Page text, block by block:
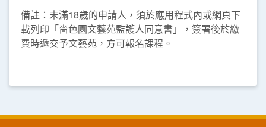
備註：未滿18歲的申請人，須於應用程式內或網頁下
載列印「嗇色園文藝苑監護人同意書」，簽署後於繳
費時遞交予文藝苑，方可報名課程。